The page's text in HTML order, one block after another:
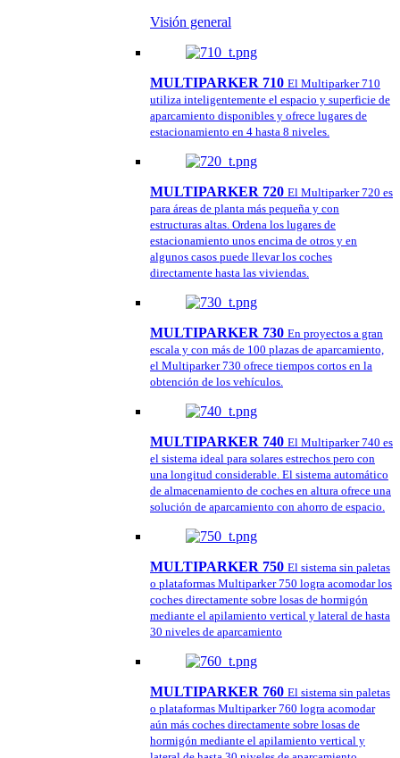
Visión general
MULTIPARKER 710 El Multiparker 710
utiliza inteligentemente el espacio y superficie de
aparcamiento disponibles y ofrece lugares de
estacionamiento en 4 hasta 8 niveles.
MULTIPARKER 720 El Multiparker 720 es
para áreas de planta más pequeña y con
estructuras altas. Ordena los lugares de
estacionamiento unos encima de otros y en
algunos casos puede llevar los coches
directamente hasta las viviendas.
MULTIPARKER 730 En proyectos a gran
escala y con más de 100 plazas de aparcamiento,
el Multiparker 730 ofrece tiempos cortos en la
obtención de los vehículos.
MULTIPARKER 740 El Multiparker 740 es
el sistema ideal para solares estrechos pero con
una longitud considerable. El sistema automático
de almacenamiento de coches en altura ofrece una
solución de aparcamiento con ahorro de espacio.
MULTIPARKER 750 El sistema sin paletas
o plataformas Multiparker 750 logra acomodar los
coches directamente sobre losas de hormigón
mediante el apilamiento vertical y lateral de hasta
30 niveles de aparcamiento
MULTIPARKER 760 El sistema sin paletas
o plataformas Multiparker 760 logra acomodar
aún más coches directamente sobre losas de
hormigón mediante el apilamiento vertical y